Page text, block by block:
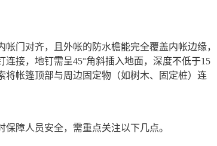
门对齐，且外帐的防水檐能完全覆盖内帐边缘，
接，地钉需呈45°角斜插入地面，深度不低于15
帐篷顶部与周边固定物（如树木、固定桩）连
障人员安全，需重点关注以下几点。